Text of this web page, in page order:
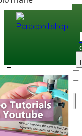
Assortiment